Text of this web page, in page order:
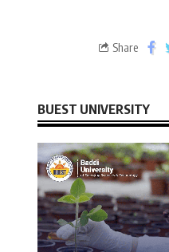
Share
BUEST UNIVERSITY